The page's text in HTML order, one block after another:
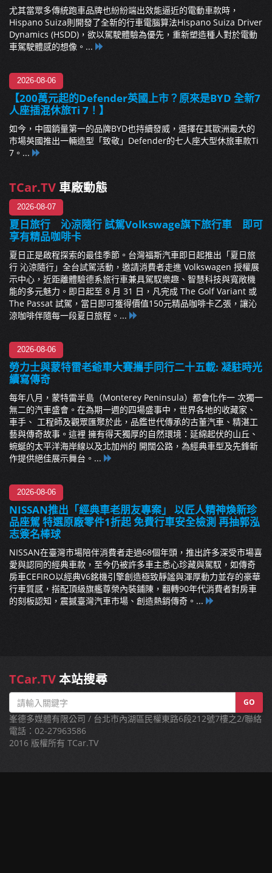
尤其當眾多傳統跑車品牌也紛紛端出效能逼近的電動車款時，
Hispano Suiza則開發了全新的行車電腦算法Hispano Suiza Driver
Dynamics (HSDD)，欲以駕駛體驗為優先，重新塑造種人對於電動
車駕駛體感的想像。...
2026-08-06
【200萬元起的Defender英國上市？原來是BYD 全新7
人座插混休旅Ti 7！】
如今，中國銷量第一的品牌BYD也持續發威，選擇在其歐洲最大的
市場英國推出一輛造型「致敬」Defender的七人座大型休旅車款Ti
7。...
TCar.TV 車廠動態
2026-08-07
夏日旅行 沁涼隨行 試駕Volkswage旗下旅行車 即可
享有精品咖啡卡
夏日正是啟程探索的最佳季節。台灣福斯汽車即日起推出「夏日旅
行 沁涼隨行」全台試駕活動，邀請消費者走進 Volkswagen 授權展
示中心，近距離體驗德系旅行車兼具駕馭樂趣、智慧科技與寬敞機
能的多元魅力。即日起至 8 月 31 日，凡完成 The Golf Variant 或
The Passat 試駕，當日即可獲得價值150元精品咖啡卡乙張，讓沁
涼咖啡伴隨每一段夏日旅程。...
2026-08-06
勞力士與蒙特雷老爺車大賽攜手同行二十五載: 凝駐時光
續寫傳奇
每年八月，蒙特雷半島（Monterey Peninsula）都會化作一 次獨一
無二的汽車盛會。在為期一週的四場盛事中，世界各地的收藏家、
車手、 工程師及觀眾匯聚於此，品鑑世代傳承的古董汽車、精湛工
藝與傳奇故事。這裡 擁有得天獨厚的自然環境：延綿起伏的山丘、
蜿蜒的太平洋海岸線以及北加州的 開闊公路，為經典車型及先鋒新
作提供絕佳展示舞台。...
2026-08-06
NISSAN推出「經典車老朋友專案」 以匠人精神煥新珍
品座駕 特選原廠零件1折起 免費行車安全檢測 再抽郭泓
志簽名棒球
NISSAN在臺灣市場陪伴消費者走過68個年頭，推出許多深受市場喜
愛與認同的經典車款，至今仍被許多車主悉心珍藏與駕馭，如傳奇
房車CEFIRO以經典V6銘機引擎創造極致靜謐與渾厚動力並存的豪華
行車質感，搭配頂級旗艦尊榮內裝鋪陳，翻轉90年代消費者對房車
的刻板認知，震撼臺灣汽車市場、創造熱銷傳奇。...
TCar.TV本站搜尋
GO
峯德多媒體有限公司 / 台北市內湖區民權東路6段212號7樓之2/聯絡
電話：02-27963586
2016 版權所有 TCar.TV